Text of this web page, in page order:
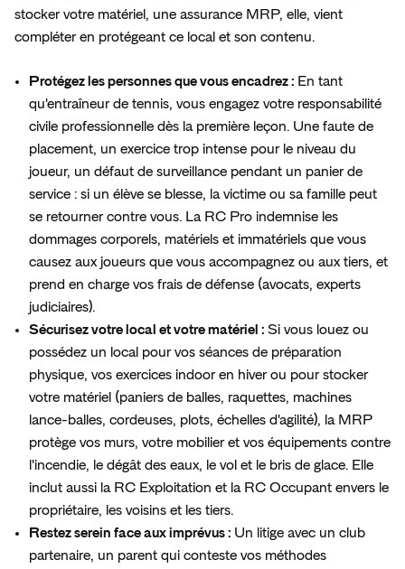
stocker votre matériel, une assurance MRP, elle, vient
compléter en protégeant ce local et son contenu.
Protégez les personnes que vous encadrez : En tant
qu'entraîneur de tennis, vous engagez votre responsabilité
civile professionnelle dès la première leçon. Une faute de
placement, un exercice trop intense pour le niveau du
joueur, un défaut de surveillance pendant un panier de
service : si un élève se blesse, la victime ou sa famille peut
se retourner contre vous. La RC Pro indemnise les
dommages corporels, matériels et immatériels que vous
causez aux joueurs que vous accompagnez ou aux tiers, et
prend en charge vos frais de défense (avocats, experts
judiciaires).
Sécurisez votre local et votre matériel : Si vous louez ou
possédez un local pour vos séances de préparation
physique, vos exercices indoor en hiver ou pour stocker
votre matériel (paniers de balles, raquettes, machines
lance-balles, cordeuses, plots, échelles d'agilité), la MRP
protège vos murs, votre mobilier et vos équipements contre
l'incendie, le dégât des eaux, le vol et le bris de glace. Elle
inclut aussi la RC Exploitation et la RC Occupant envers le
propriétaire, les voisins et les tiers.
Restez serein face aux imprévus : Un litige avec un club
partenaire, un parent qui conteste vos méthodes